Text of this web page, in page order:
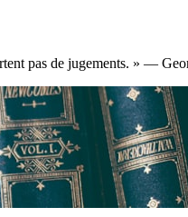
pas de jugements. » —